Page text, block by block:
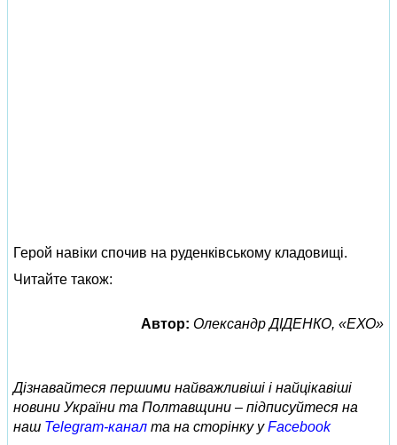
Герой навіки спочив на руденківському кладовищі.
Читайте також:
Автор: Олександр ДІДЕНКО, «ЕХО»
Дізнавайтеся першими найважливіші і найцікавіші
новини України та Полтавщини – підписуйтеся на
наш Telegram-канал та на сторінку уFacebook